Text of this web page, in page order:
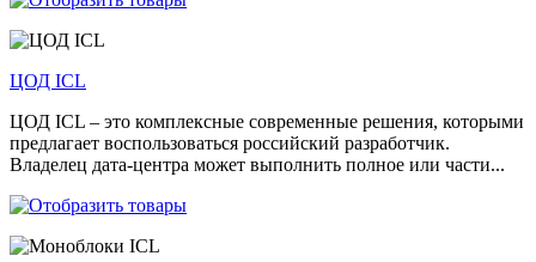
ЦОД ICL
ЦОД ICL – это комплексные современные решения, которыми
предлагает воспользоваться российский разработчик.
Владелец дата-центра может выполнить полное или части...